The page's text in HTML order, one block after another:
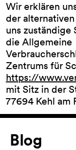
Wir erklären
der
uns
die Allgemeine
Zentrums für
https://
mit Sitz in der
77694 Kehl am
Artikel
Blog